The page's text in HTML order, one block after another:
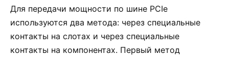
Для передачи мощности по шине PCIe
используются два метода: через специальные
контакты на слотах и через специальные
контакты на компонентах. Первый метод